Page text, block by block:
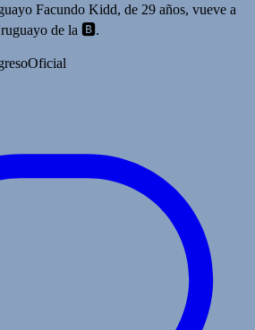
Facundo Kidd, de 29 años, vueve a
de la 🅱️.